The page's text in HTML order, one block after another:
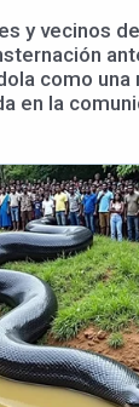
y vecinos
como una
en la